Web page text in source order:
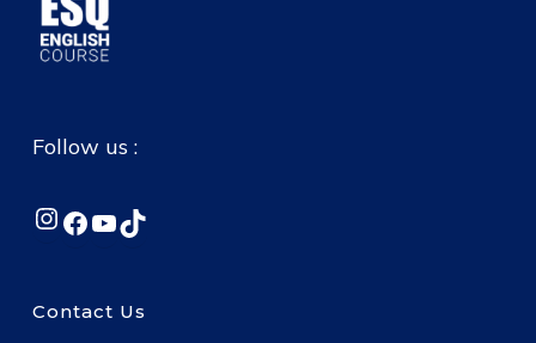
Follow us :
Instagram
Facebook
YouTube
TikTok
Contact Us